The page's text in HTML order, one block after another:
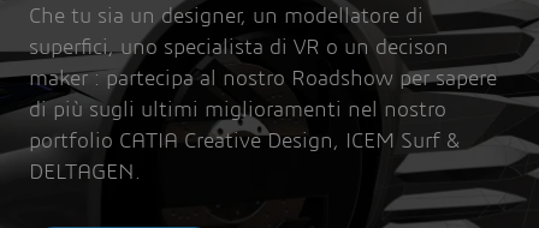
Che tu sia un designer, un modellatore di
superfici, uno specialista di VR o un decison
maker : partecipa al nostro Roadshow per sapere
di più sugli ultimi miglioramenti nel nostro
portfolio CATIA Creative Design, ICEM Surf &
DELTAGEN.